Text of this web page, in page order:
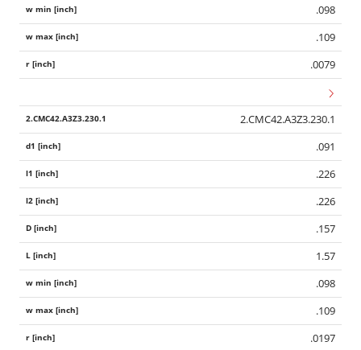
.098
.109
.0079
2.CMC42.A3Z3.230.1
.091
.226
.226
.157
1.57
.098
.109
.0197